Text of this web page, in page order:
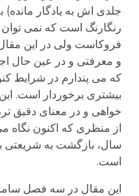
جلدی اش به یادگار
رنگارنگ است که نمی توان
فروکاست ولی در این
و معرفتی و در عین حال
که می پندارم در شرایط
بیشتری برخوردار است.
خواهی و در معنای دقیق
از منظری که اکنون نگاه
سال، بازگشت به شریعتی
است.
این مقال در سه فصل